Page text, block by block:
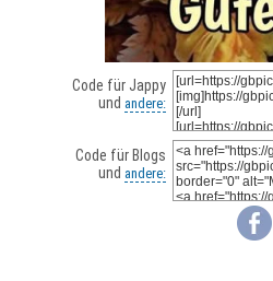
Code für Jappy
und andere:
Code für Blogs
und andere: